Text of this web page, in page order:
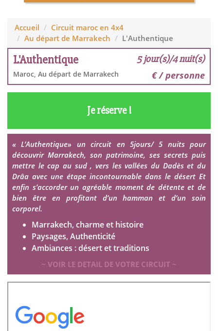
Accueil
Circuit maroc en 4x4
Au départ de Marrakech
L'Authentique
L'Authentique 5 jour(s)/4 nuit(s)
Maroc, Au départ de Marrakech € / personne
Je réserve !
« L’Authentique» un circuit en 5jours/ 5 nuits pour
découvrir Marrakech, son patrimoine, ses secrets puis
mettre le cap au sud , vers les vallées du Dadès et du
Drâa avec une étape incontournable dans le désert Et
enfin s’accorder un agréable moment de détente et de
bien être en profitant d’un hamman et d’un soin
corporel.
Marrakech, charme et histoire
Paysages, Authenticité
Ambiances : désert et traditions
~ VOIR LE DETAIL DE VOTRE CIRCUIT ~